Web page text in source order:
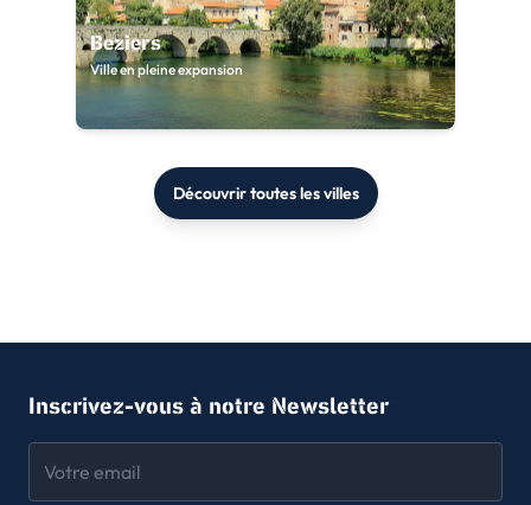
Beziers
Ville en pleine expansion
Découvrir toutes les villes
Inscrivez-vous à notre Newsletter